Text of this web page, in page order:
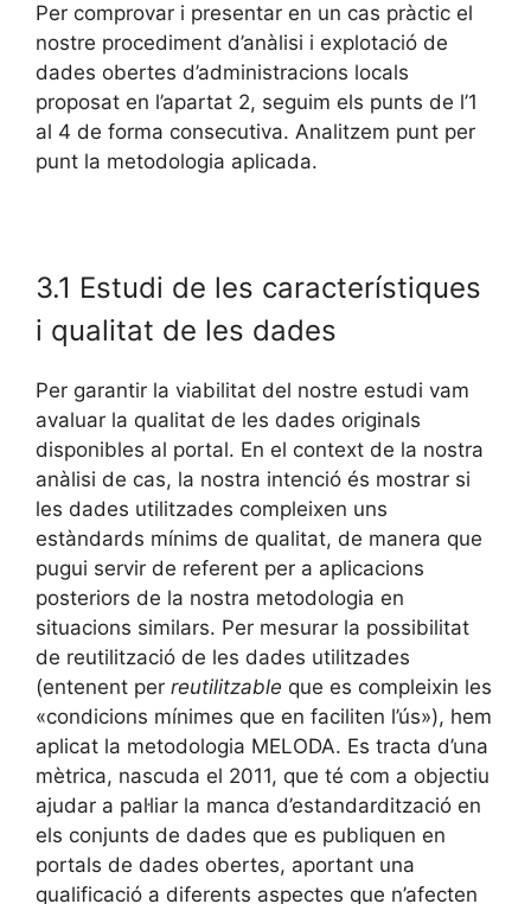
Per comprovar i presentar en un cas pràctic el
nostre procediment d’anàlisi i explotació de
dades obertes d’administracions locals
proposat en l’apartat 2, seguim els punts de l’1
al 4 de forma consecutiva. Analitzem punt per
punt la metodologia aplicada.
3.1 Estudi de les característiques
i qualitat de les dades
Per garantir la viabilitat del nostre estudi vam
avaluar la qualitat de les dades originals
disponibles al portal. En el context de la nostra
anàlisi de cas, la nostra intenció és mostrar si
les dades utilitzades compleixen uns
estàndards mínims de qualitat, de manera que
pugui servir de referent per a aplicacions
posteriors de la nostra metodologia en
situacions similars. Per mesurar la possibilitat
de reutilització de les dades utilitzades
(entenent per reutilitzable que es compleixin les
«condicions mínimes que en faciliten l’ús»), hem
aplicat la metodologia MELODA. Es tracta d’una
mètrica, nascuda el 2011, que té com a objectiu
ajudar a pal·liar la manca d’estandardització en
els conjunts de dades que es publiquen en
portals de dades obertes, aportant una
qualificació a diferents aspectes que n’afecten